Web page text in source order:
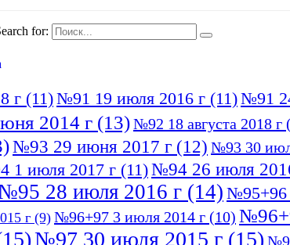
for:
г (11)№91 19 июля 2016 г (11)№91
2014 г (13)№92 18 августа 2018 г
№93 29 июня 2017 г (12) №93 30
1 июля 2017 г (11)№94 26 июля
28 июля 2016 г (14) №95+96
г (9) №96+97 3 июля 2014 г (10)
№97 30 июля 2015 г (15)